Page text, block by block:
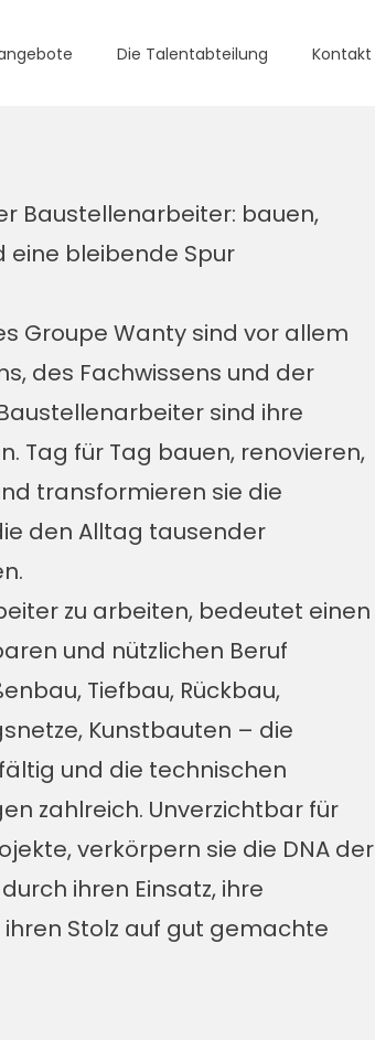
Die Talentabteilung Kontakt
Baustellenarbeiter: bauen,
bleibende Spur
Groupe Wanty sind vor allem
des Fachwissens und der
sind ihre
Tag für Tag bauen, renovieren,
transformieren sie die
den Alltag tausender
zu arbeiten, bedeutet einen
und nützlichen Beruf
Tiefbau, Rückbau,
Kunstbauten – die
und die technischen
zahlreich. Unverzichtbar für
verkörpern sie die DNA der
ihren Einsatz, ihre
Stolz auf gut gemachte